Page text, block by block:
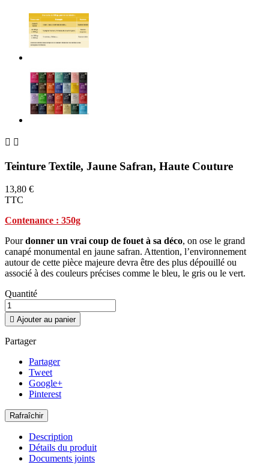
 
Teinture Textile, Jaune Safran, Haute Couture
13,80 €
TTC
Contenance : 350g
Pourdonner un vrai coup de fouet à sa déco, on ose le grand
canapé monumental en jaune safran. Attention, l’environnement
autour de cette pièce majeure devra être des plus dépouillé ou
associé à des couleurs précises comme le bleu, le gris ou le vert.
Quantité
 Ajouter au panier
Partager
Partager
Tweet
Google+
Pinterest
Description
Détails du produit
Documents joints